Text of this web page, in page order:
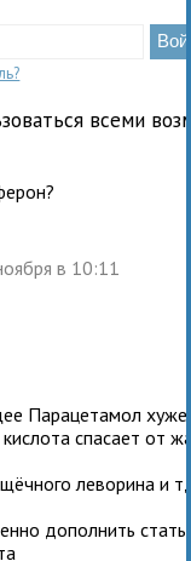
всеми
в 10:11
Парацетамол
спасает от
леворина и
дополнить